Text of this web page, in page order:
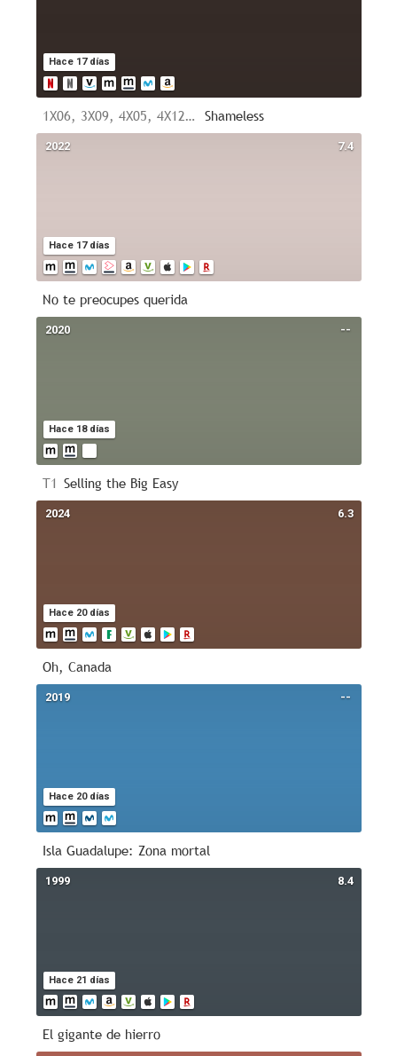
Hace 17 días
1X06, 3X09, 4X05, 4X12, 5X06 y 5X07 Shameless
7.4
Hace 17 días
2022
No te preocupes querida
--
Hace 18 días
2020
T1 Selling the Big Easy
6.3
Hace 20 días
2024
Oh, Canada
--
Hace 20 días
2019
Isla Guadalupe: Zona mortal
8.4
Hace 21 días
1999
El gigante de hierro